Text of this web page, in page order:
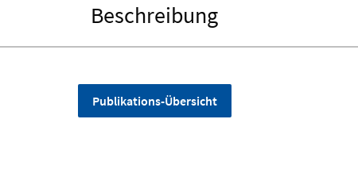
Beschreibung
Publikations-Übersicht